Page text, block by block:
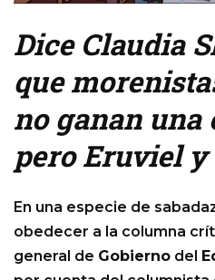
Dice Claudia
que
no ganan una
pero Eruviel
En una especie de
obedecer a la columna
general de Gobierno del